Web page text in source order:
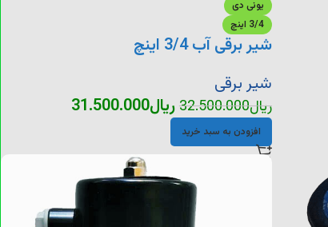
یونی دی
3/4 اینچ
شیر برقی آب 3/4 اینچ
شیر برقی
ریال32.500.000ریال31.500.000
افزودن به سبد خرید